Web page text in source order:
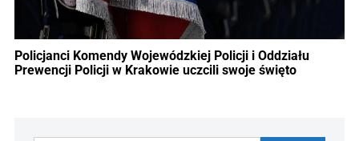
Policjanci Komendy Wojewódzkiej Policji i Oddziału
Prewencji Policji w Krakowie uczcili swoje święto